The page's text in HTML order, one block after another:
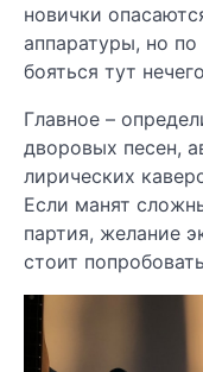
новички
аппаратуры, но
бояться тут
Главное –
дворовых песен,
лирических
Если манят
партия, желание
стоит